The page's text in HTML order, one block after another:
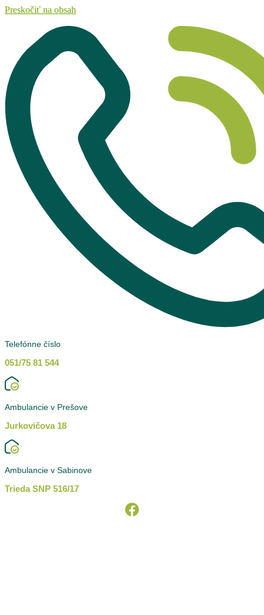
Preskočiť na obsah
Telefónne číslo
051/75 81 544
Ambulancie v Prešove
Jurkovičova 18
Ambulancie v Sabinove
Trieda SNP 516/17